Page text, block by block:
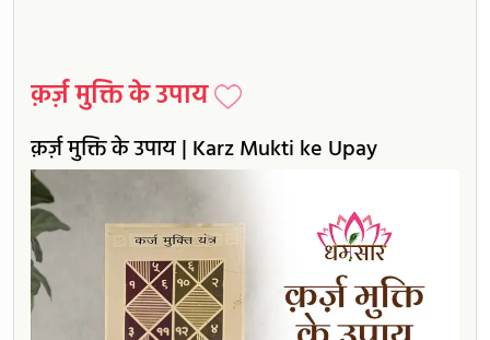
क़र्ज़ मुक्ति के उपाय
क़र्ज़ मुक्ति के उपाय | Karz Mukti ke Upay